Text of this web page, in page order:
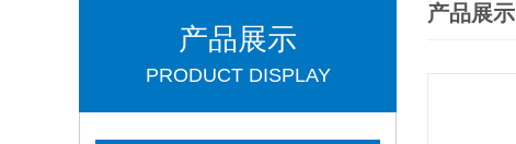
产品展示
PRODUCT DISPLAY
产品展示